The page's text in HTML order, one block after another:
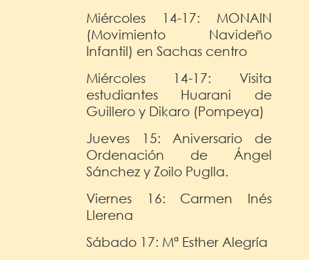
Miércoles 14-17: MONAIN
(Movimiento Navideño
Infantil) en Sachas centro
Miércoles 14-17: Visita
estudiantes Huarani de
Guillero y Dikaro (Pompeya)
Jueves 15: Aniversario de
Ordenación de Ángel
Sánchez y Zoilo Puglla.
Viernes 16: Carmen Inés
Llerena
Sábado 17: Mª Esther Alegría